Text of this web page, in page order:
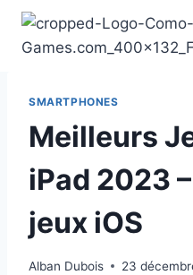
Aller
contenu
SMARTPHONES
Meilleurs
iPad 2023
jeux iOS
Alban Dubois
23